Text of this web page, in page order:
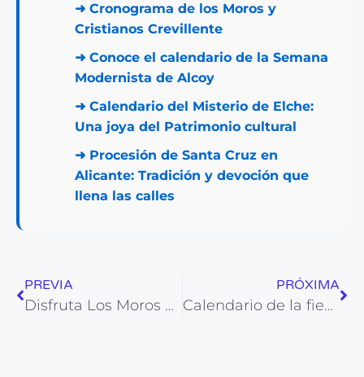
➜ Cronograma de los Moros y
Cristianos Crevillente
➜ Conoce el calendario de la Semana
Modernista de Alcoy
➜ Calendario del Misterio de Elche:
Una joya del Patrimonio cultural
➜ Procesión de Santa Cruz en
Alicante: Tradición y devoción que
llena las calles
PREVIA
Disfruta Los Moros y Cristianos de La Vila Joiosa
PRÓXIMA
Calendario de la fiesta de los Santos Patronos de Elda